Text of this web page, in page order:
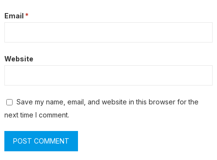
Email *
Website
Save my name, email, and website in this browser for the
next time I comment.